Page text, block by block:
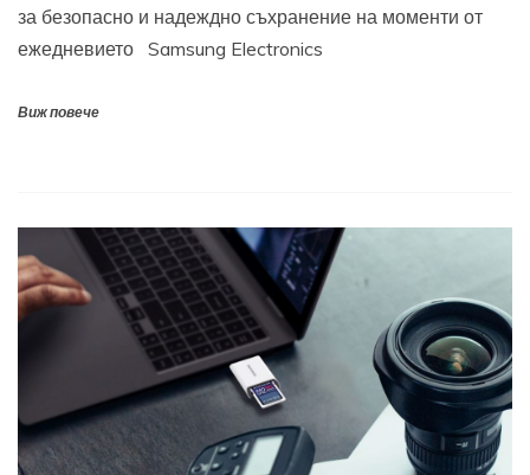
за безопасно и надеждно съхранение на моменти от
ежедневието Samsung Electronics
Виж повече